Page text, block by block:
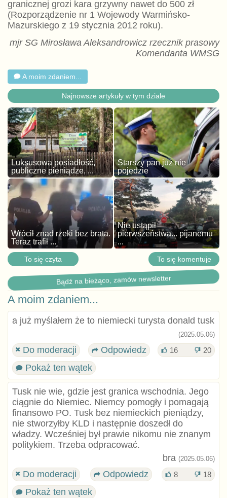
granicznej grozi kara grzywny nawet do 500 zł
(Rozporządzenie nr 1 Wojewody Warmińsko-
Mazurskiego z 19 stycznia 2012 roku).
mjr SG Mirosława Aleksandrowicz rzecznik prasowy
Komendanta WMSG
A moim zdaniem...
Najnowsze artykuły w tym dziale
Luksusowa posiadłość,
publiczne pieniądze, ...
Starszy pan już nie
pojedzie
Wrócił znad rzeki bez brata.
Teraz trafił ...
Nie ustąpił
pierwszeństwa... pijanemu
...
To się czyta To się komentuje
Bądź na bieżąco, zamów newsletter
A moim zdaniem...
a już myślałem że to niemiecki turysta donald tusk
(2025.05.06)
Do moderacji Odpowiedz 16 20
Pokaż ten wątek
Tusk nie wie, gdzie jest granica wschodnia. Jego
ciągnie do Niemiec. Niemcy pomogły i pomagają
finansowo PO. Tusk bez niemieckich pieniądzy,
nie stworzyłby KLD i następnie doszedł do
władzy. Wcześniej był prawie nikomu nie znanym
politykiem. Trzeba odpracować.
bra (2025.05.06)
Do moderacji Odpowiedz 8 18
Pokaż ten wątek